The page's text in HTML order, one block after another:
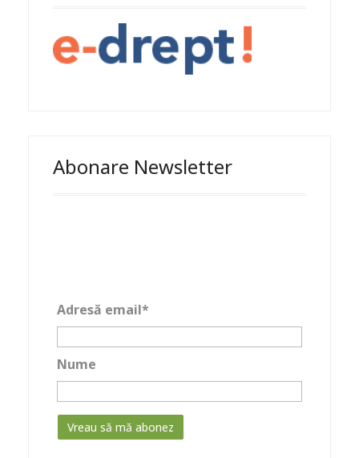
Abonare Newsletter
Adresă email*
Nume